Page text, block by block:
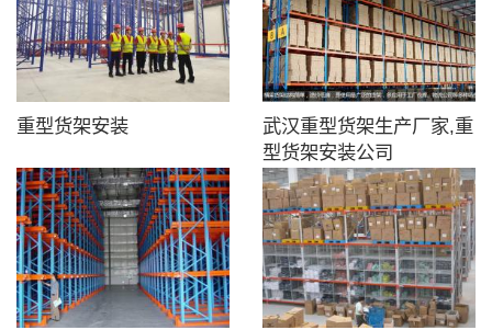
重型货架安装
武汉重型货架生产厂家,重
型货架安装公司